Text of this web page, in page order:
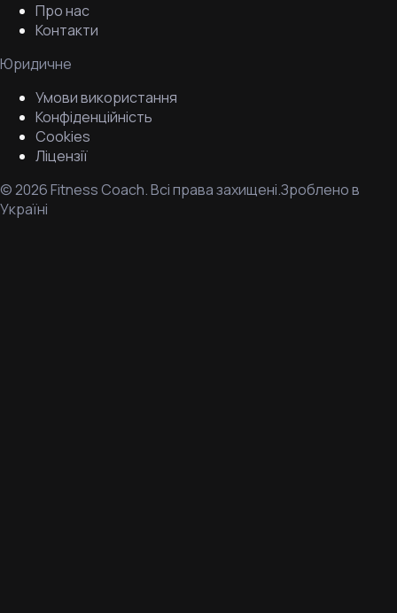
Про нас
Контакти
Юридичне
Умови використання
Конфіденційність
Cookies
Ліцензії
©2026Fitness Coach.Всі права захищені.Зроблено в
Україні